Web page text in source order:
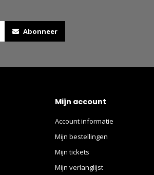
Abonneer
Mijn account
Account informatie
Mijn bestellingen
Mijn tickets
Mijn verlanglijst